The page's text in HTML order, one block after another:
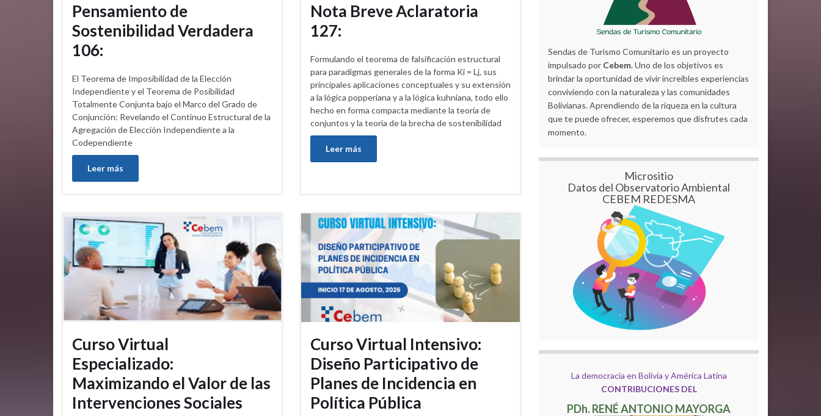
Pensamiento de
Sostenibilidad Verdadera
106:
El Teorema de Imposibilidad de la Elección
Independiente y el Teorema de Posibilidad
Totalmente Conjunta bajo el Marco del Grado de
Conjunción: Revelando el Continuo Estructural de la
Agregación de Elección Independiente a la
Codependiente
Leer más
Nota Breve Aclaratoria
127:
Formulando el teorema de falsificación estructural
para paradigmas generales de la forma Ki = Lj, sus
principales aplicaciones conceptuales y su extensión
a la lógica popperiana y a la lógica kuhniana, todo ello
hecho en forma compacta mediante la teoría de
conjuntos y la teoría de la brecha de sostenibilidad
Leer más
Curso Virtual
Especializado:
Maximizando el Valor de las
Intervenciones Sociales
Curso Virtual Intensivo:
Diseño Participativo de
Planes de Incidencia en
Política Pública
Sendas de Turismo Comunitario es un proyecto
impulsado por Cebem. Uno de los objetivos es
brindar la oportunidad de vivir increíbles experiencias
conviviendo con la naturaleza y las comunidades
Bolivianas. Aprendiendo de la riqueza en la cultura
que te puede ofrecer, esperemos que disfrutes cada
momento.
Micrositio
Datos del Observatorio Ambiental
CEBEM REDESMA
La democracia en Bolivia y América Latina
CONTRIBUCIONES DEL
PDh. RENÉ ANTONIO MAYORGA